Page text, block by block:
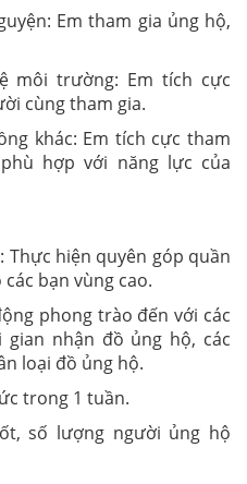
Em tham gia ủng hộ,
môi trường: Em tích cực
cùng tham gia.
khác: Em tích cực tham
hợp với năng lực của
Thực hiện quyên góp quần
bạn vùng cao.
phong trào đến với các
nhận đồ ủng hộ, các
loại đồ ủng hộ.
trong 1 tuần.
số lượng người ủng hộ